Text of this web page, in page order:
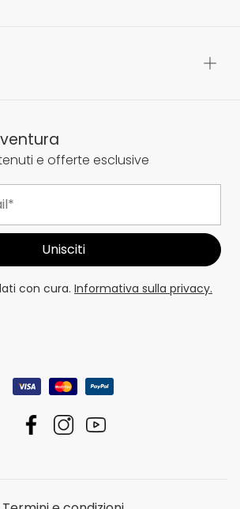
e offerte esclusive
con cura. Informativa sulla privacy.